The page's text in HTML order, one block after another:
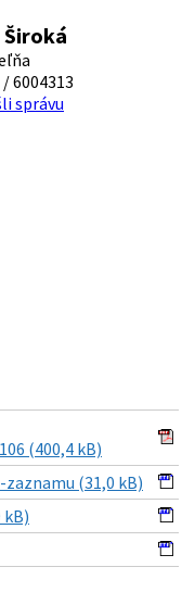
/ 6004313
správu
(400,4 kB)
(31,0 kB)